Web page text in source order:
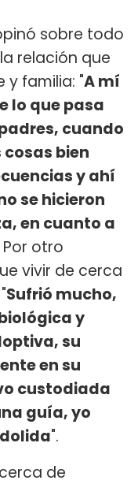
sobre todo
relación que
y familia: "A mí
lo que pasa
cuando
bien
y ahí
se hicieron
en cuanto a
Por otro
vivir de cerca
Sufrió mucho,
y
su
en su
custodiada
guía, yo
".
de